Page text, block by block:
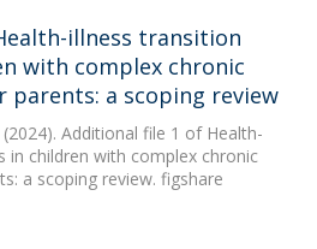
illness transition
with complex chronic
parents: a scoping review
Additional file 1 of Health-
in children with complex chronic
a scoping review. figshare